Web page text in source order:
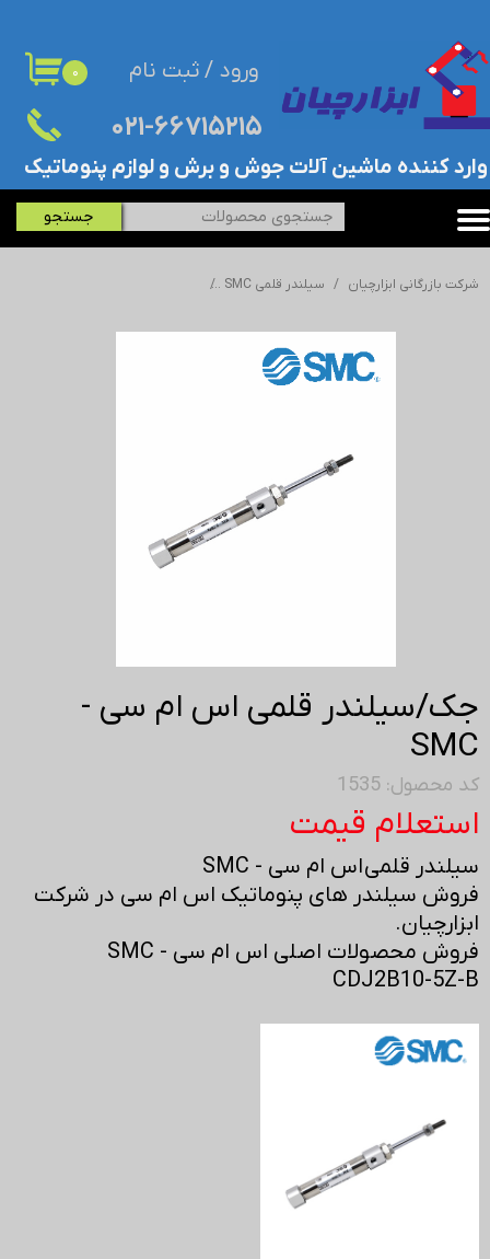
۰۲۱-۶۶۷۱۵۲۱۵​​​​​​​
جستجو
۰
​وارد کننده ماشین آلات جوش و برش و لوازم پنوماتیک
ورود / ثبت نام
حساب کاربری من
تغییر گذر واژه
خروج از حساب کاربری
شرکت بازرگانی ابزارچیان سیلندر قلمی SMC
جک/سیلندر قلمی اس ام سی -
SMC
کد محصول: 1535
استعلام قیمت
سیلندر قلمی اس ام سی - SMC
فروش سیلندر های پنوماتیک اس ام سی در شرکت
ابزارچیان.
فروش محصولات اصلی اس ام سی - SMC
CDJ2B10-5Z-B